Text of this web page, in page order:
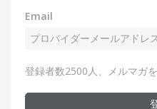
Email
登録者数2500人、メルマガ